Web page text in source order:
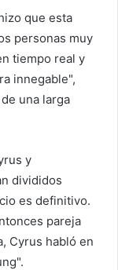
que esta
personas muy
tiempo real y
innegable",
una larga
y
divididos
es definitivo.
pareja
Cyrus habló en